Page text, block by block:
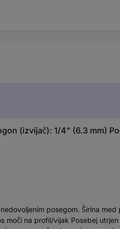
(izvijač): 1/4" (6.3 mm)
posegom. Širina med
moči na profil/vijak Posebej